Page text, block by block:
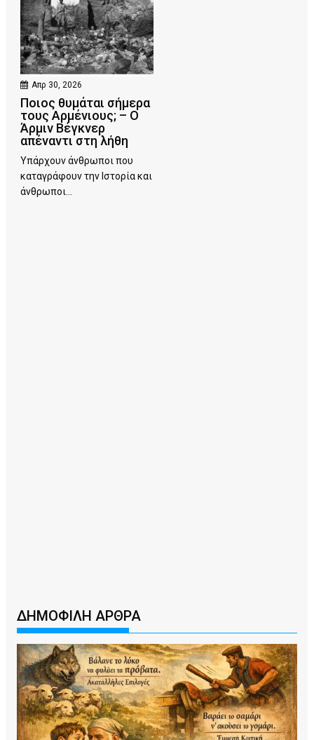
Απρ 30, 2026
Ποιος θυμάται σήμερα
τους Αρμένιους; – Ο
Άρμιν Βέγκνερ
απέναντι στη λήθη
Υπάρχουν άνθρωποι που
καταγράφουν την Ιστορία και
άνθρωποι...
ΔΗΜΟΦΙΛΗ ΑΡΘΡΑ